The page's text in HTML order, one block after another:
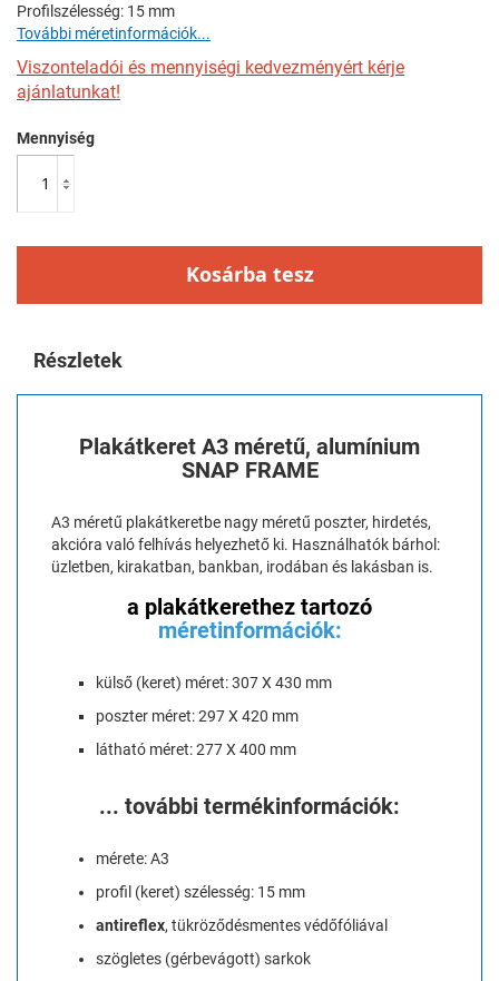
Profilszélesség: 15 mm
További méretinformációk...
Viszonteladói és mennyiségi kedvezményért kérje
ajánlatunkat!
Mennyiség
Kosárba tesz
Részletek
Plakátkeret A3 méretű, alumínium
SNAP FRAME
A3 méretű plakátkeretbe nagy méretű poszter, hirdetés,
akcióra való felhívás helyezhető ki. Használhatók bárhol:
üzletben, kirakatban, bankban, irodában és lakásban is.
a plakátkerethez tartozó
méretinformációk:
külső (keret) méret: 307 X 430 mm
poszter méret: 297 X 420 mm
látható méret: 277 X 400 mm
... további termékinformációk:
mérete: A3
profil (keret) szélesség: 15 mm
antireflex, tükröződésmentes védőfóliával
szögletes (gérbevágott) sarkok